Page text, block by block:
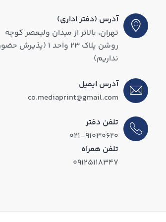
آدرس (دفتر اداری)
تهران، بالاتر از میدان ولیعصر کوچه
روشن پلاک ۲۳ واحد ۱ (پذیرش
نداریم)
آدرس ایمیل
co.mediaprint@gmail.com
تلفن دفتر
۰۲۱-۹۱۰۳۰۶۲۰
تلفن همراه
۰۹۱۲۵۱۱۸۳۴۷